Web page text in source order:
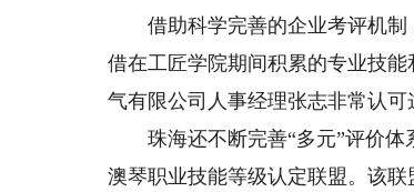
借助科学完善的企业考评机制
借在工匠学院期间积累的专业技
气有限公司人事经理张志非常认可
珠海还不断完善“多元”评价体
澳琴职业技能等级认定联盟。该